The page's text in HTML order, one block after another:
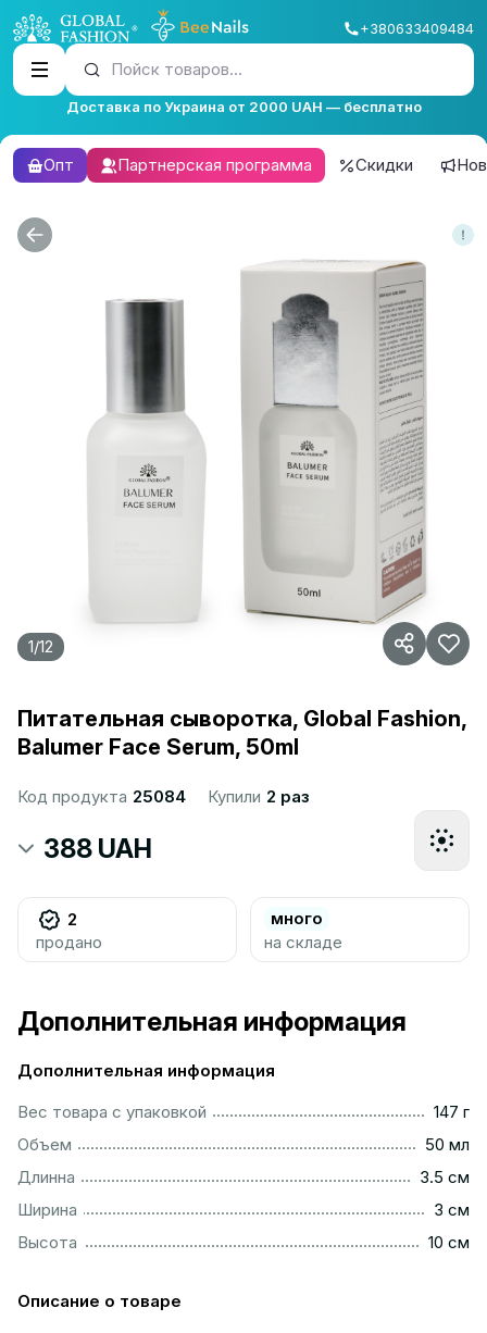
+380633409484
Пойск товаров...
Доставка по Украина от 2000 UAH — бесплатно
Опт Партнерская программа Скидки
1/12
Питательная сыворотка, Global Fashion,
Balumer Face Serum, 50ml
Код продукта 25084 Купили 2 раз
388 UAH
2
продано
много
на складе
Дополнительная информация
Дополнительная информация
Вес товара с упаковкой
147 г
Объем
50 мл
Длинна
3.5 см
Ширина
3 см
Высота
10 см
Описание о товаре